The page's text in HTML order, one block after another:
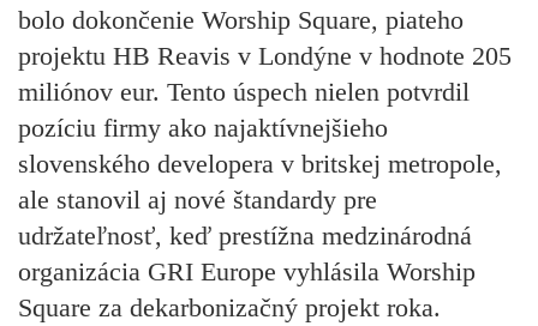
bolo dokončenie Worship Square, piateho
projektu HB Reavis v Londýne v hodnote 205
miliónov eur. Tento úspech nielen potvrdil
pozíciu firmy ako najaktívnejšieho
slovenského developera v britskej metropole,
ale stanovil aj nové štandardy pre
udržateľnosť, keď prestížna medzinárodná
organizácia GRI Europe vyhlásila Worship
Square za dekarbonizačný projekt roka.